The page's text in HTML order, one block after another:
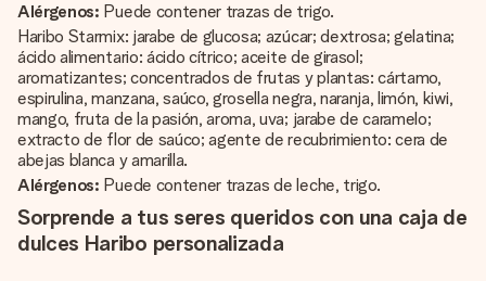
Alérgenos: Puede contener trazas de trigo.
Haribo Starmix: jarabe de glucosa; azúcar; dextrosa; gelatina;
ácido alimentario: ácido cítrico; aceite de girasol;
aromatizantes; concentrados de frutas y plantas: cártamo,
espirulina, manzana, saúco, grosella negra, naranja, limón, kiwi,
mango, fruta de la pasión, aroma, uva; jarabe de caramelo;
extracto de flor de saúco; agente de recubrimiento: cera de
abejas blanca y amarilla.
Alérgenos: Puede contener trazas de leche, trigo.
Sorprende a tus seres queridos con una caja de
dulces Haribo personalizada